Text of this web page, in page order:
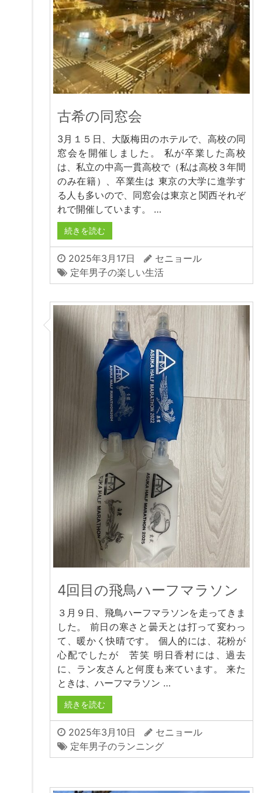
古希の同窓会
3月１５日、大阪梅田のホテルで、高校の同
窓会を開催しました。 私が卒業した高校
は、私立の中高一貫高校で（私は高校３年間
のみ在籍）、卒業生は 東京の大学に進学す
る人も多いので、同窓会は東京と関西それぞ
れで開催しています。 …
続きを読む
2025年3月17日
セニョール
定年男子の楽しい生活
4回目の飛鳥ハーフマラソン
３月９日、飛鳥ハーフマラソンを走ってきま
した。 前日の寒さと曇天とは打って変わっ
て、暖かく快晴です。 個人的には、花粉が
心配でしたが 苦笑 明日香村には、過去
に、ラン友さんと何度も来ています。 来た
ときは、ハーフマラソン …
続きを読む
2025年3月10日
セニョール
定年男子のランニング